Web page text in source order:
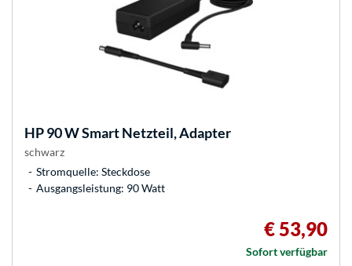
HP90 W Smart Netzteil, Adapter
schwarz
Stromquelle: Steckdose
Ausgangsleistung: 90 Watt
€ 53,90
Sofort verfügbar